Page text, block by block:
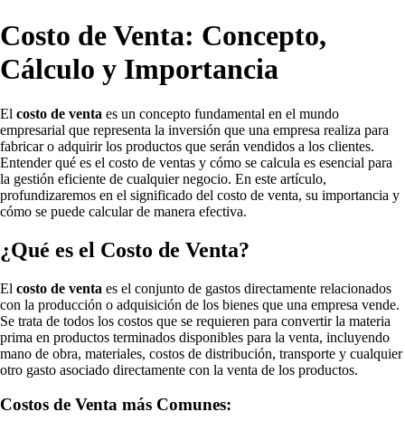
Costo de Venta: Concepto,
Cálculo y Importancia
El costo de venta es un concepto fundamental en el mundo
empresarial que representa la inversión que una empresa realiza para
fabricar o adquirir los productos que serán vendidos a los clientes.
Entender qué es el costo de ventas y cómo se calcula es esencial para
la gestión eficiente de cualquier negocio. En este artículo,
profundizaremos en el significado del costo de venta, su importancia y
cómo se puede calcular de manera efectiva.
¿Qué es el Costo de Venta?
El costo de venta es el conjunto de gastos directamente relacionados
con la producción o adquisición de los bienes que una empresa vende.
Se trata de todos los costos que se requieren para convertir la materia
prima en productos terminados disponibles para la venta, incluyendo
mano de obra, materiales, costos de distribución, transporte y cualquier
otro gasto asociado directamente con la venta de los productos.
Costos de Venta más Comunes: